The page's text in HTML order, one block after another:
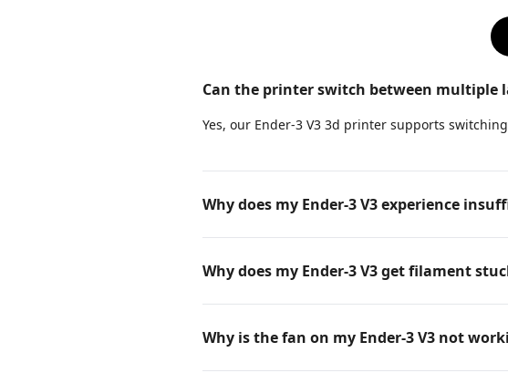
Can the printer switch between multiple
Yes, our Ender-3 V3 3d printer supports
Why does my Ender-3 V3 experience
Why does my Ender-3 V3 get filament
Why is the fan on my Ender-3 V3 not